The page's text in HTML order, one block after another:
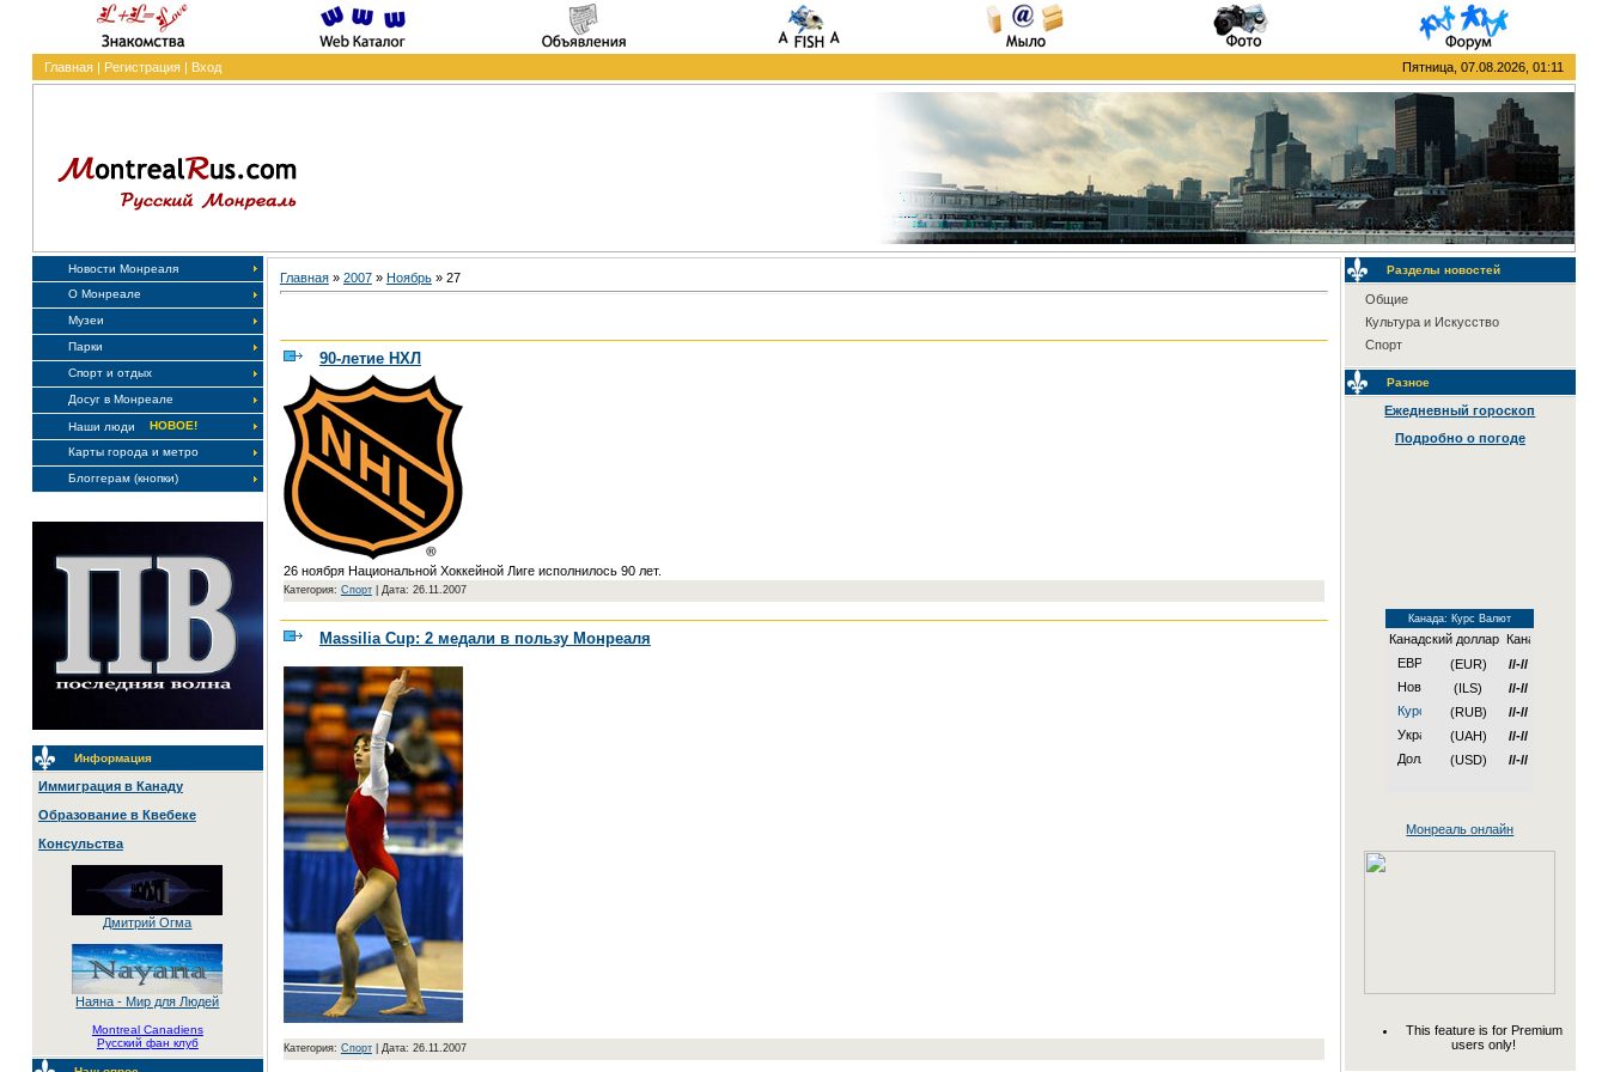
Главная| Регистрация| Вход Пятница, 07.08.2026, 01:11
Новости Монреаля
О Монреале
Музеи
Парки
Спорт и отдых
Досуг в Монреале
Наши люди
НОВОЕ!
Карты города и метро
Блоггерам (кнопки)
Информация
Иммиграция в Канаду
Образование в Квебеке
Консульства
Дмитрий Огма
Наяна - Мир для Людей
Montreal Canadiens
Русский фан клуб
Главная» 2007 » Ноябрь » 27
90-летие НХЛ
26 ноября Национальной Хоккейной Лиге исполнилось 90 лет.
Категория: Спорт| Дата: 26.11.2007
Massilia Cup: 2 медали в пользу Монреаля
Категория: Спорт| Дата: 26.11.2007
Разделы новостей
Общие
Культура и Искусство
Спорт
Разное
Ежедневный гороскоп
Подробно о погоде
Канада: Курс Валют
Канадский доллар
(EUR)
//-//
(ILS)
//-//
(RUB)
//-//
(UAH)
//-//
(USD)
//-//
Монреаль онлайн
This feature is for Premium
users only!